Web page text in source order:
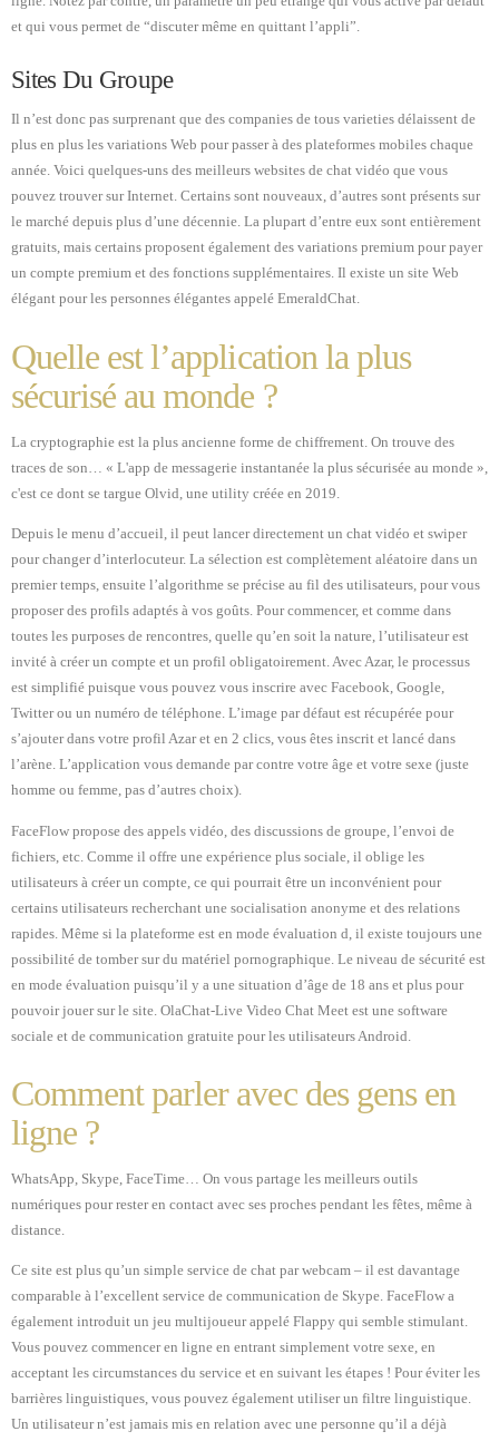
et qui vous permet de “discuter même en quittant l’appli”.
Sites Du Groupe
Il n’est donc pas surprenant que des companies de tous varieties délaissent de
plus en plus les variations Web pour passer à des plateformes mobiles chaque
année. Voici quelques-uns des meilleurs websites de chat vidéo que vous
pouvez trouver sur Internet. Certains sont nouveaux, d’autres sont présents sur
le marché depuis plus d’une décennie. La plupart d’entre eux sont entièrement
gratuits, mais certains proposent également des variations premium pour payer
un compte premium et des fonctions supplémentaires. Il existe un site Web
élégant pour les personnes élégantes appelé EmeraldChat.
Quelle est l’application la plus
sécurisé au monde ?
La cryptographie est la plus ancienne forme de chiffrement. On trouve des
traces de son… « L'app de messagerie instantanée la plus sécurisée au monde »,
c'est ce dont se targue Olvid, une utility créée en 2019.
Depuis le menu d’accueil, il peut lancer directement un chat vidéo et swiper
pour changer d’interlocuteur. La sélection est complètement aléatoire dans un
premier temps, ensuite l’algorithme se précise au fil des utilisateurs, pour vous
proposer des profils adaptés à vos goûts. Pour commencer, et comme dans
toutes les purposes de rencontres, quelle qu’en soit la nature, l’utilisateur est
invité à créer un compte et un profil obligatoirement. Avec Azar, le processus
est simplifié puisque vous pouvez vous inscrire avec Facebook, Google,
Twitter ou un numéro de téléphone. L’image par défaut est récupérée pour
s’ajouter dans votre profil Azar et en 2 clics, vous êtes inscrit et lancé dans
l’arène. L’application vous demande par contre votre âge et votre sexe (juste
homme ou femme, pas d’autres choix).
FaceFlow propose des appels vidéo, des discussions de groupe, l’envoi de
fichiers, etc. Comme il offre une expérience plus sociale, il oblige les
utilisateurs à créer un compte, ce qui pourrait être un inconvénient pour
certains utilisateurs recherchant une socialisation anonyme et des relations
rapides. Même si la plateforme est en mode évaluation d, il existe toujours une
possibilité de tomber sur du matériel pornographique. Le niveau de sécurité est
en mode évaluation puisqu’il y a une situation d’âge de 18 ans et plus pour
pouvoir jouer sur le site. OlaChat-Live Video Chat Meet est une software
sociale et de communication gratuite pour les utilisateurs Android.
Comment parler avec des gens en
ligne ?
WhatsApp, Skype, FaceTime… On vous partage les meilleurs outils
numériques pour rester en contact avec ses proches pendant les fêtes, même à
distance.
Ce site est plus qu’un simple service de chat par webcam – il est davantage
comparable à l’excellent service de communication de Skype. FaceFlow a
également introduit un jeu multijoueur appelé Flappy qui semble stimulant.
Vous pouvez commencer en ligne en entrant simplement votre sexe, en
acceptant les circumstances du service et en suivant les étapes ! Pour éviter les
barrières linguistiques, vous pouvez également utiliser un filtre linguistique.
Un utilisateur n’est jamais mis en relation avec une personne qu’il a déjà